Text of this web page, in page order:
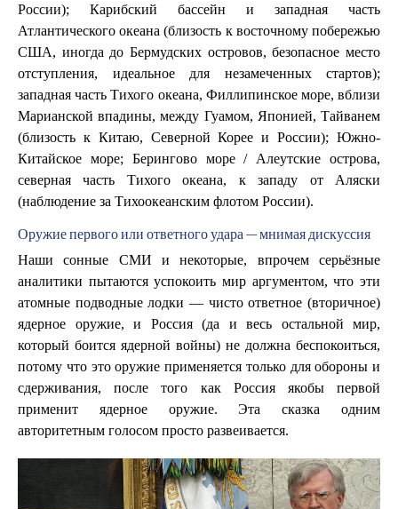
России); Карибский бассейн и западная часть
Атлантического океана (близость к восточному побережью
США, иногда до Бермудских островов, безопасное место
отступления, идеальное для незамеченных стартов);
западная часть Тихого океана, Филлипинское море, вблизи
Марианской впадины, между Гуамом, Японией, Тайванем
(близость к Китаю, Северной Корее и России); Южно-
Китайское море; Берингово море / Алеутские острова,
северная часть Тихого океана, к западу от Аляски
(наблюдение за Тихоокеанским флотом России).
Оружие первого или ответного удара — мнимая дискуссия
Наши сонные СМИ и некоторые, впрочем серьёзные
аналитики пытаются успокоить мир аргументом, что эти
атомные подводные лодки — чисто ответное (вторичное)
ядерное оружие, и Россия (да и весь остальной мир,
который боится ядерной войны) не должна беспокоиться,
потому что это оружие применяется только для обороны и
сдерживания, после того как Россия якобы первой
применит ядерное оружие. Эта сказка одним
авторитетным голосом просто развеивается.